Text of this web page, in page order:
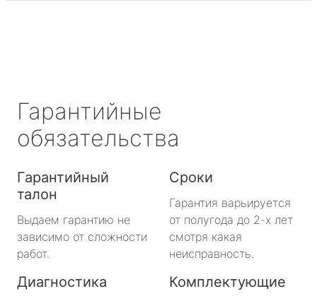
Гарантийные
обязательства
Гарантийный
талон
Выдаем гарантию не
зависимо от сложности
работ.
Сроки
Гарантия варьируется
от полугода до 2-х лет
смотря какая
неисправность.
Диагностика Комплектующие